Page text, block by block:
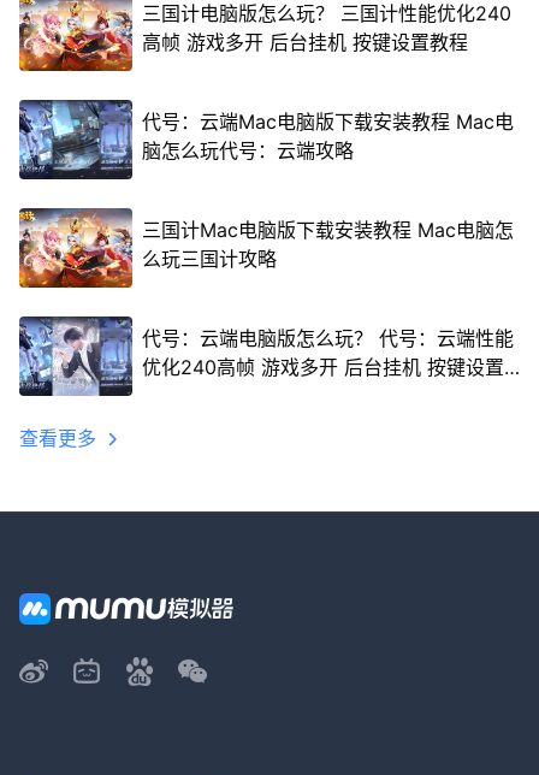
三国计电脑版怎么玩？ 三国计性能优化240
高帧 游戏多开 后台挂机 按键设置教程
代号：云端Mac电脑版下载安装教程 Mac电
脑怎么玩代号：云端攻略
三国计Mac电脑版下载安装教程 Mac电脑怎
么玩三国计攻略
代号：云端电脑版怎么玩？ 代号：云端性能
优化240高帧 游戏多开 后台挂机 按键设置
查看更多